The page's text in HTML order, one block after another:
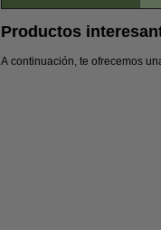
Productos
A continuación, te ofrecemos